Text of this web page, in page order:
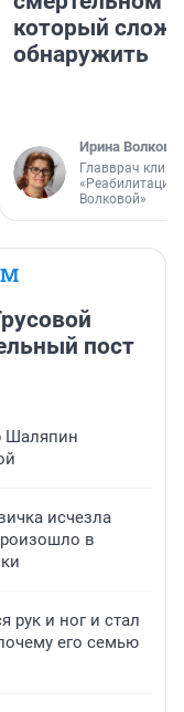
который
обнаружить
Ирина Волкова
Главврач
«Реабилитация
Волковой»
пост
Шаляпин
исчезла
в
рук и ног и стал
его семью